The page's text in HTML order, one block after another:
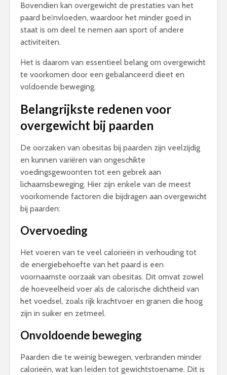
Bovendien kan overgewicht de prestaties van het
paard beïnvloeden, waardoor het minder goed in
staat is om deel te nemen aan sport of andere
activiteiten.
Het is daarom van essentieel belang om overgewicht
te voorkomen door een gebalanceerd dieet en
voldoende beweging.
Belangrijkste redenen voor
overgewicht bij paarden
De oorzaken van obesitas bij paarden zijn veelzijdig
en kunnen variëren van ongeschikte
voedingsgewoonten tot een gebrek aan
lichaamsbeweging. Hier zijn enkele van de meest
voorkomende factoren die bijdragen aan overgewicht
bij paarden:
Overvoeding
Het voeren van te veel calorieën in verhouding tot
de energiebehoefte van het paard is een
voornaamste oorzaak van obesitas. Dit omvat zowel
de hoeveelheid voer als de calorische dichtheid van
het voedsel, zoals rijk krachtvoer en granen die hoog
zijn in suiker en zetmeel.
Onvoldoende beweging
Paarden die te weinig bewegen, verbranden minder
calorieën, wat kan leiden tot gewichtstoename. Dit is